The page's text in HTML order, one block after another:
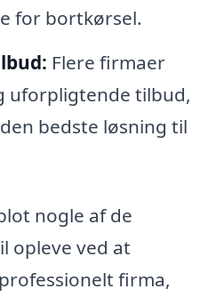
for bortkørsel.
Flere firmaer
uforpligtende tilbud,
bedste løsning til
nogle af de
opleve ved at
firma,